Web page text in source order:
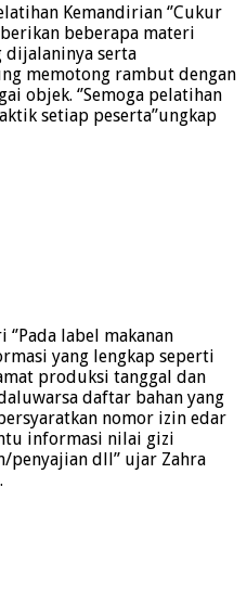
Kemandirian ‘’Cukur
beberapa materi
dijalaninya serta
memotong rambut dengan
objek. ‘’Semoga pelatihan
setiap peserta’’ungkap
label makanan
yang lengkap seperti
produksi tanggal dan
daftar bahan yang
nomor izin edar
informasi nilai gizi
penyajian dll’’ ujar Zahra